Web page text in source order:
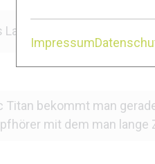
Titan bekommt man
mit dem man lange
Impressum